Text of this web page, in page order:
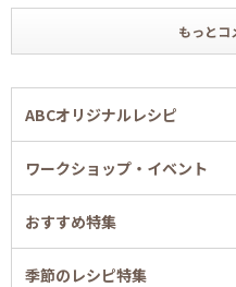
もっとコ
ABCオリジナルレシピ
ワークショップ・イベント
おすすめ特集
季節のレシピ特集